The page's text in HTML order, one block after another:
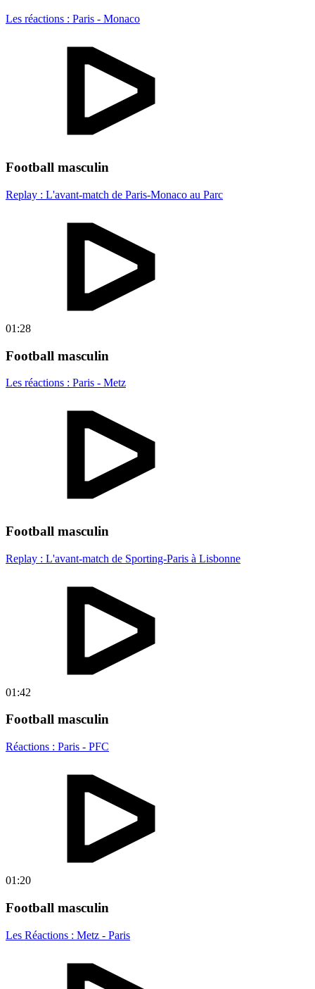
Les réactions : Paris - Monaco
Football masculin
Replay : L'avant-match de Paris-Monaco au Parc
01:28
Football masculin
Les réactions : Paris - Metz
Football masculin
Replay : L'avant-match de Sporting-Paris à Lisbonne
01:42
Football masculin
Réactions : Paris - PFC
01:20
Football masculin
Les Réactions : Metz - Paris